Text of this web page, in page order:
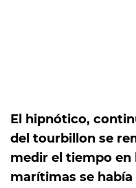
El hipnótico,
del tourbillon se
medir el tiempo en
marítimas se